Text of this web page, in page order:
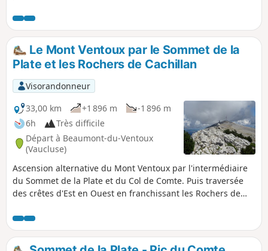
retour par le flanc de la Montagne de
Peitieux. Une vue magnifique sur Garde
Grosse, bref, une randonnée bien agréable
à partager. Ombragée sur une grande partie
du parcours, toutes les saisons seront
propices à cette balade.
Le Mont Ventoux par le Sommet de la
Plate et les Rochers de Cachillan
Visorandonneur
33,00 km
+1 896 m
-1 896 m
6h
Très difficile
Départ à Beaumont-du-Ventoux
(Vaucluse)
Ascension alternative du Mont Ventoux par l'intermédiaire
du Sommet de la Plate et du Col de Comte. Puis traversée
des crêtes d'Est en Ouest en franchissant les Rochers de
balisés.